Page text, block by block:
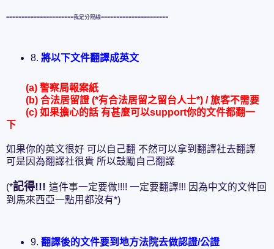
======================我是分隔線======================
8. 將以下文件翻譯成英文
(a) 警察局報案紙
(b) 合法居留證 (*有合法居留之留台人士*) / 旅客不需要
(c) 如果擔心的話 有甚麼可以support你的文件都翻一
下
如果你的英文很好 可以自己翻 不然可以拿到翻譯社去翻譯
可是因為翻譯社很貴 所以鼓勵自己翻譯
(*記得!!! 這件事一定要做!!!! 一定要翻譯!!! 因為中文的文件回
到馬來西亞一點用都沒有*)
9. 翻譯後的文件要到地方法院去做認證/公證